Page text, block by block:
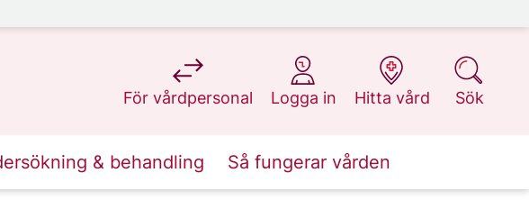
För vårdpersonal
på 1177.se
Logga in
på 1177.se
Hitta vård
på 1177.se
Sök
på 1177.se
& behandling Så fungerar vården